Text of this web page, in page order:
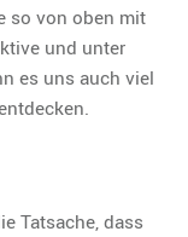
so von oben mit
und unter
es uns auch viel
Tatsache, dass